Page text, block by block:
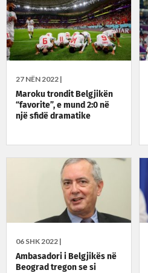
27 NËN 2022 |
Maroku trondit Belgjikën
“favorite”, e mund 2:0 në
një sfidë dramatike
06 SHK 2022 |
Ambasadori i Belgjikës në
Beograd tregon se si